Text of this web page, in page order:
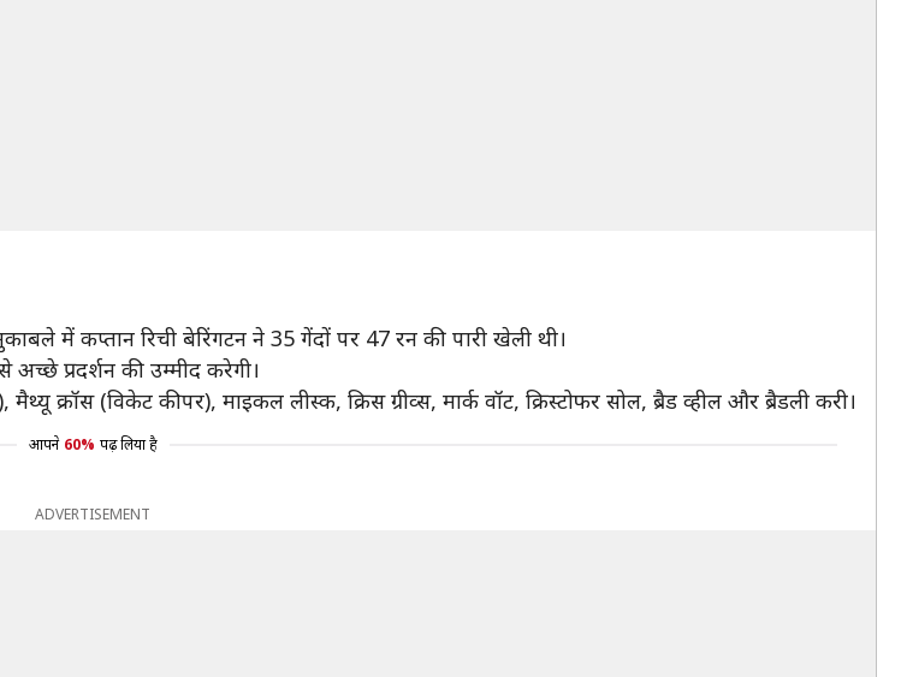
में कप्तान रिची बेरिंगटन ने 35 गेंदों पर 47 रन की पारी खेली थी।
प्रदर्शन की उम्मीद करेगी।
क्रॉस (विकेट कीपर), माइकल लीस्क, क्रिस ग्रीव्स, मार्क वॉट, क्रिस्टोफर सोल, ब्रैड व्हील और ब्रैडली करी।
आपने 60% पढ़ लिया है
ADVERTISEMENT